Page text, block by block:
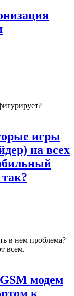
игры
на всех
в нем проблема?
всем.
модем